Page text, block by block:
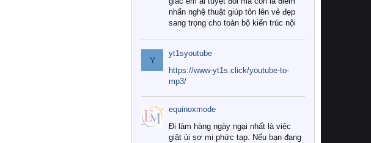
nhấn nghệ thuật giúp tôn lên vẻ đẹp
sang trọng cho toàn bộ kiến trúc nội
Tuy nhiên, giữa thị trường đa dạng
với vô vàn thương hiệu và mẫu mã
như hiện nay, làm thế nào để chọn
được những bộ chăn ga gối đệm cao
cấp thực sự chất lượng, phù hợp với
khí hậu và nhu cầu sử dụng của gia
đình? Hãy cùng chúng tôi đi tìm lời
giải đáp chi tiết qua bài viết dưới đây.
Y
yt1syoutube
https://www-yt1s.click/youtube-to-
mp3/
equinoxmode
Đi làm hàng ngày ngại nhất là việc
giặt ủi sơ mi phức tạp. Nếu bạn đang